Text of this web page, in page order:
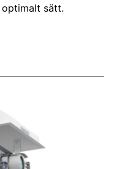
sätt.